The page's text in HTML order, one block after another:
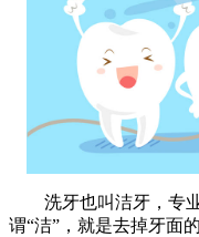
洗牙也叫洁牙，专业
谓“洁”，就是去掉牙面